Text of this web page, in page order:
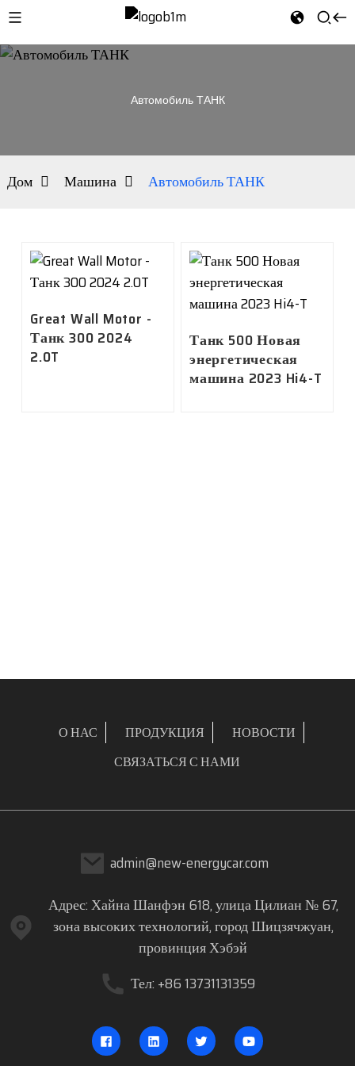
Автомобиль ТАНК
Дом Машина Автомобиль ТАНК
Great Wall Motor -
Танк 300 2024
2.0T
Танк 500 Новая
энергетическая
машина 2023 Hi4-T
О НАС ПРОДУКЦИЯ
НОВОСТИ
СВЯЗАТЬСЯ С НАМИ
admin@new-energycar.com
Адрес: Хайна Шанфэн 618, улица Цилиан № 67,
зона высоких технологий, город Шицзячжуан,
провинция Хэбэй
Тел: +86 13731131359